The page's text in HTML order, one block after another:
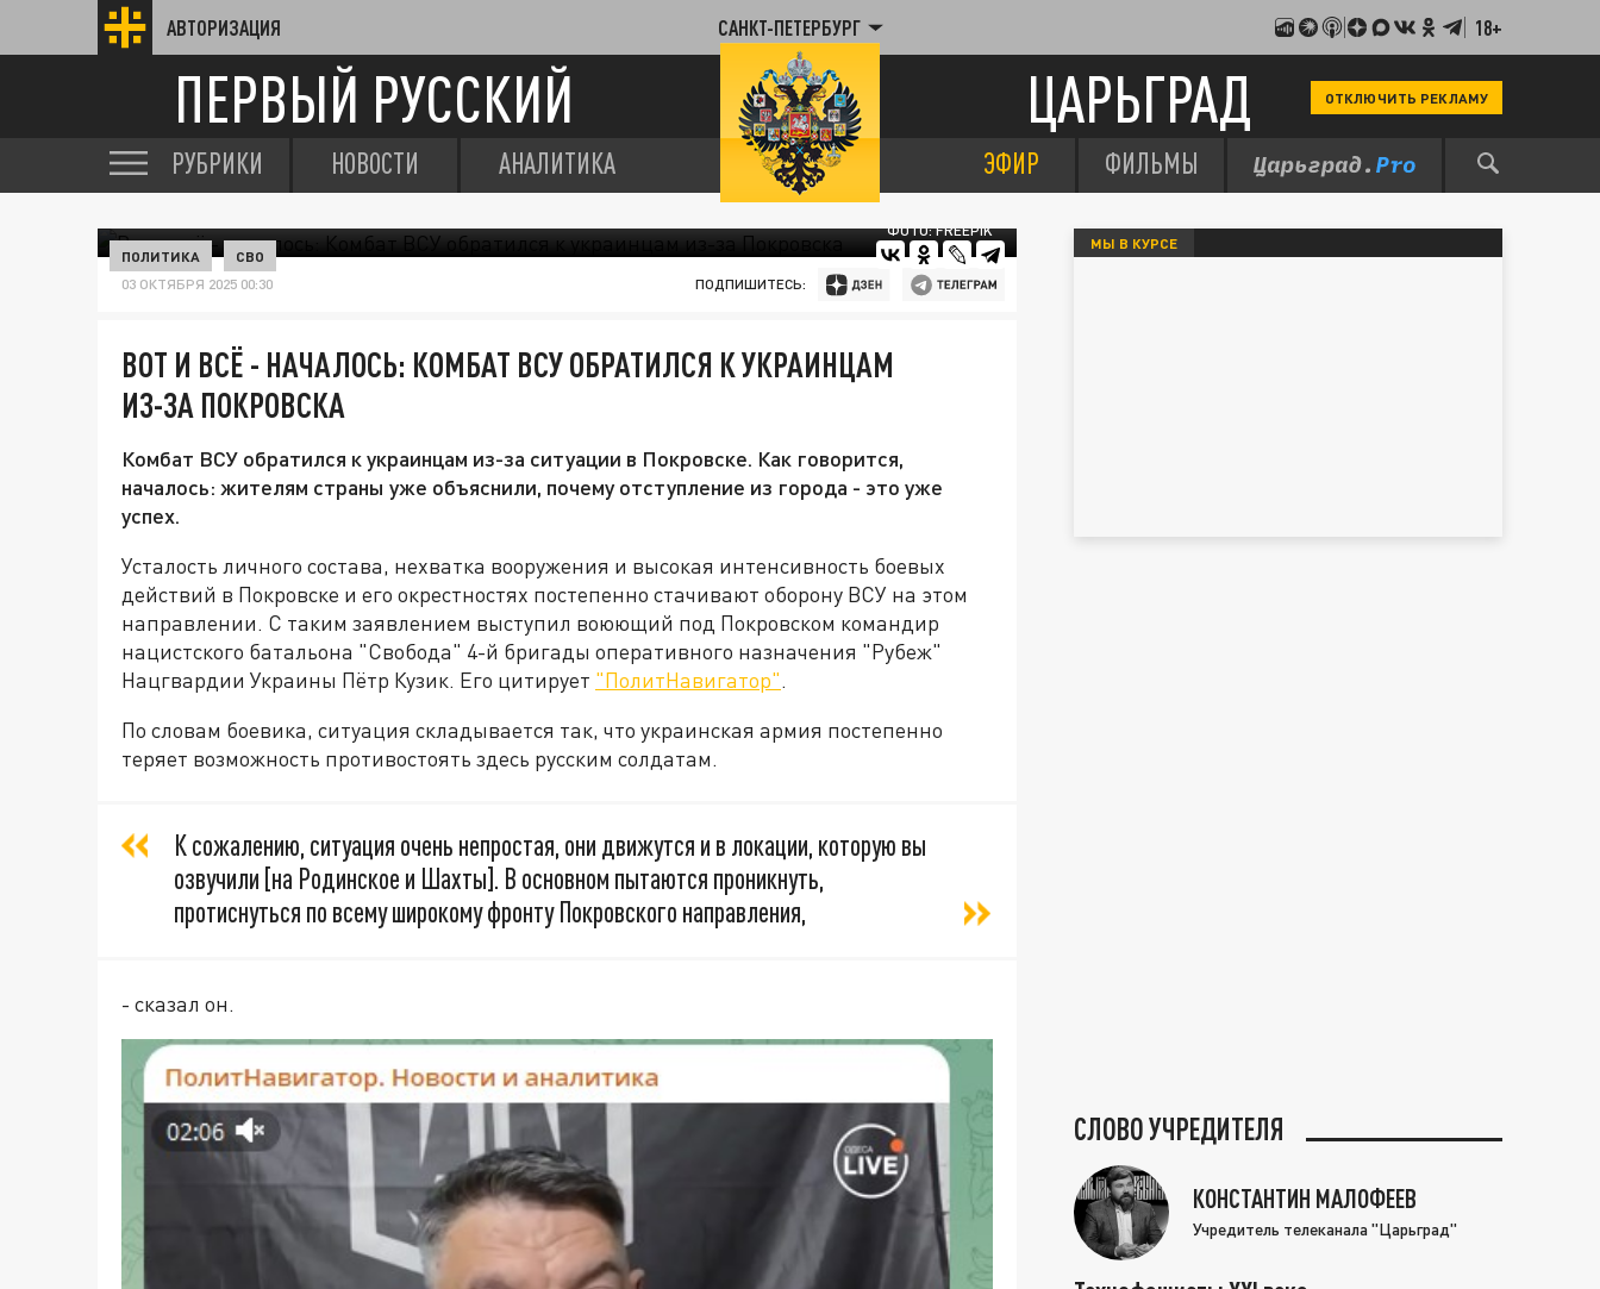
АВТОРИЗАЦИЯ САНКТ-ПЕТЕРБУРГ 18+
ПЕРВЫЙ РУССКИЙ ЦАРЬГРАД ОТКЛЮЧИТЬ РЕКЛАМУ
РУБРИКИ НОВОСТИ АНАЛИТИКА ЭФИР ФИЛЬМЫ
ФОТО: FREEPIK
ПОЛИТИКА СВО
03 ОКТЯБРЯ 2025 00:30 ПОДПИШИТЕСЬ:
ВОТ И ВСЁ - НАЧАЛОСЬ: КОМБАТ ВСУ ОБРАТИЛСЯ К УКРАИНЦАМ
ИЗ-ЗА ПОКРОВСКА
Комбат ВСУ обратился к украинцам из-за ситуации в Покровске. Как говорится,
началось: жителям страны уже объяснили, почему отступление из города - это уже
успех.
Усталость личного состава, нехватка вооружения и высокая интенсивность боевых
действий в Покровске и его окрестностях постепенно стачивают оборону ВСУ на этом
направлении. С таким заявлением выступил воюющий под Покровском командир
нацистского батальона "Свобода" 4-й бригады оперативного назначения "Рубеж"
Нацгвардии Украины Пётр Кузик. Его цитирует "ПолитНавигатор".
По словам боевика, ситуация складывается так, что украинская армия постепенно
теряет возможность противостоять здесь русским солдатам.
К сожалению, ситуация очень непростая, они движутся и в локации, которую вы
озвучили [на Родинское и Шахты]. В основном пытаются проникнуть,
протиснуться по всему широкому фронту Покровского направления,
- сказал он.
МЫ В КУРСЕ
СЛОВО УЧРЕДИТЕЛЯ
КОНСТАНТИН МАЛОФЕЕВ
Учредитель телеканала "Царьград"